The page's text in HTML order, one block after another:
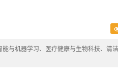
与机器学习、医疗健康与生物科技、清